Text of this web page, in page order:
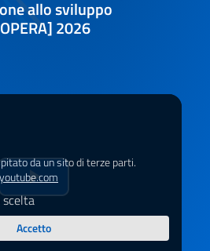
allo sviluppo
2026
da un sito di terze parti.
scelta
Accetto
Riprduci
il